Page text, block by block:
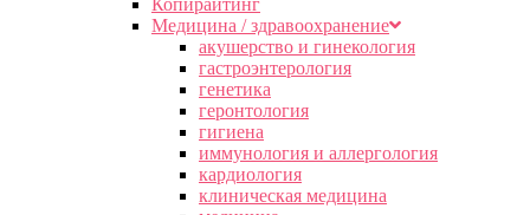
Копирайтинг
Медицина / здравоохранение
акушерство и гинекология
гастроэнтерология
генетика
геронтология
гигиена
иммунология и аллергология
кардиология
клиническая медицина